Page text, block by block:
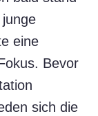
eine
Bevor
sich die